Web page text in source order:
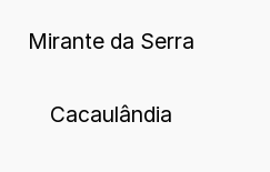
Mirante da Serra
Cacaulândia